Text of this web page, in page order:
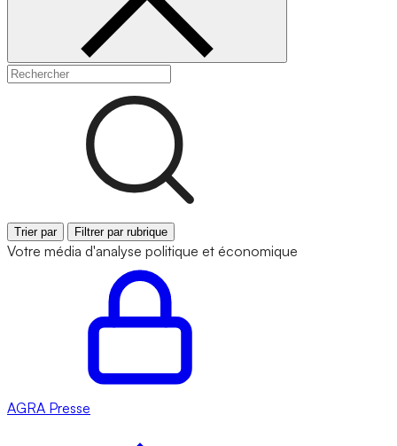
Trier par Filtrer par rubrique
Votre média d'analyse politique et économique
AGRA Presse